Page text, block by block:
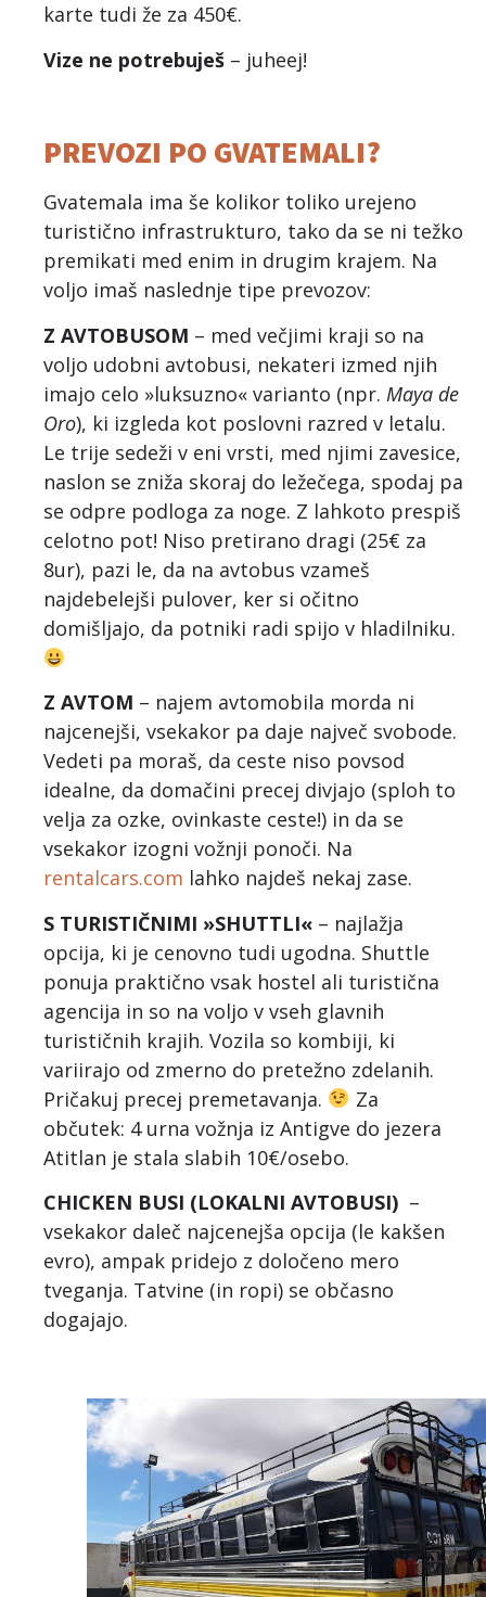
karte tudi že za 450€.
Vize ne potrebuješ – juheej!
PREVOZI PO GVATEMALI?
Gvatemala ima še kolikor toliko urejeno
turistično infrastrukturo, tako da se ni težko
premikati med enim in drugim krajem. Na
voljo imaš naslednje tipe prevozov:
Z AVTOBUSOM – med večjimi kraji so na
voljo udobni avtobusi, nekateri izmed njih
imajo celo »luksuzno« varianto (npr. Maya de
Oro), ki izgleda kot poslovni razred v letalu.
Le trije sedeži v eni vrsti, med njimi zavesice,
naslon se zniža skoraj do ležečega, spodaj pa
se odpre podloga za noge. Z lahkoto prespiš
celotno pot! Niso pretirano dragi (25€ za
8ur), pazi le, da na avtobus vzameš
najdebelejši pulover, ker si očitno
domišljajo, da potniki radi spijo v hladilniku.
Z AVTOM – najem avtomobila morda ni
najcenejši, vsekakor pa daje največ svobode.
Vedeti pa moraš, da ceste niso povsod
idealne, da domačini precej divjajo (sploh to
velja za ozke, ovinkaste ceste!) in da se
vsekakor izogni vožnji ponoči. Na
rentalcars.com lahko najdeš nekaj zase.
S TURISTIČNIMI »SHUTTLI« – najlažja
opcija, ki je cenovno tudi ugodna. Shuttle
ponuja praktično vsak hostel ali turistična
agencija in so na voljo v vseh glavnih
turističnih krajih. Vozila so kombiji, ki
variirajo od zmerno do pretežno zdelanih.
Pričakuj precej premetavanja.
Za
občutek: 4 urna vožnja iz Antigve do jezera
Atitlan je stala slabih 10€/osebo.
CHICKEN BUSI (LOKALNI AVTOBUSI) –
vsekakor daleč najcenejša opcija (le kakšen
evro), ampak pridejo z določeno mero
tveganja. Tatvine (in ropi) se občasno
dogajajo.